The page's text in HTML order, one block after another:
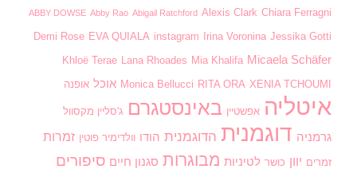
ABBY DOWSE Abby Rao Abigail Ratchford Alexis Clark Chiara Ferragni
Demi Rose EVA QUIALA instagram Irina Voronina Jessika Gotti
Khloë Terae Lana Rhoades Mia Khalifa Micaela Schäfer
Monica Bellucci RITA ORA XENIA TCHOUMI אוכל אופנה
איטליה אפשטיין באינסטגרם ג'סליין מקסוול
גרמניה דוגמנית הדוגמנית הודו וולדימיר פוטין זמרות
זמרים יוון כושר לטיניות מבוגרות סגנון חיים סיפורים